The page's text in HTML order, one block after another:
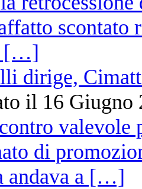
dirige,
il 16 Giugno